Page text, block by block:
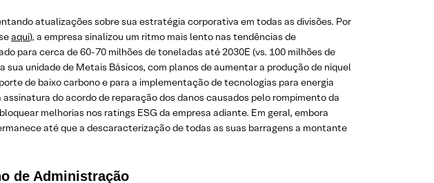
atualizações sobre sua estratégia corporativa em todas as divisões. Por
aqui), a empresa sinalizou um ritmo mais lento nas tendências de
para cerca de 60-70 milhões de toneladas até 2030E (vs. 100 milhões de
unidade de Metais Básicos, com planos de aumentar a produção de níquel
de baixo carbono e para a implementação de tecnologias para energia
do acordo de reparação dos danos causados pelo rompimento da
melhorias nos ratings ESG da empresa adiante. Em geral, embora
até que a descaracterização de todas as suas barragens a montante
de Administração